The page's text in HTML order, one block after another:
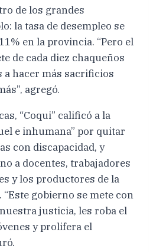
de los grandes
la tasa de desempleo se
en la provincia. “Pero el
de cada diez chaqueños
a hacer más sacrificios
agregó.
“Coqui” calificó a la
e inhumana” por quitar
con discapacidad, y
a docentes, trabajadores
y los productores de la
gobierno se mete con
justicia, les roba el
y prolifera el